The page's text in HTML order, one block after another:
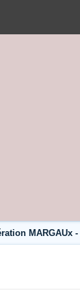
MARGAUx -